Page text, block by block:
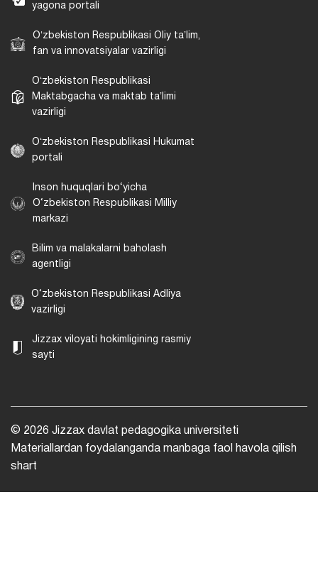
yagona portali
Oʻzbekiston Respublikasi Oliy taʼlim,
fan va innovatsiyalar vazirligi
Oʻzbekiston Respublikasi
Maktabgacha va maktab taʼlimi
vazirligi
Oʻzbekiston Respublikasi Hukumat
portali
Inson huquqlari bo‘yicha
O‘zbekiston Respublikasi Milliy
markazi
Bilim va malakalarni baholash
agentligi
O‘zbekiston Respublikasi Adliya
vazirligi
Jizzax viloyati hokimligining rasmiy
sayti
© 2026 Jizzax davlat pedagogika universiteti
Materiallardan foydalanganda manbaga faol havola qilish
shart